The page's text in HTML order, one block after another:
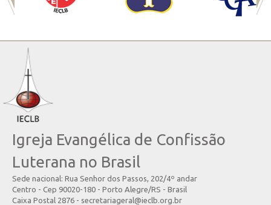
Igreja Evangélica de Confissão
Luterana no Brasil
Sede nacional: Rua Senhor dos Passos, 202/4º andar
Centro - Cep 90020-180 - Porto Alegre/RS - Brasil
Caixa Postal 2876 - secretariageral@ieclb.org.br